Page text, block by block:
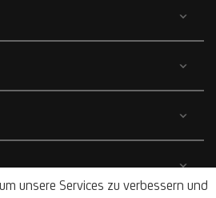
unsere Services zu verbessern und